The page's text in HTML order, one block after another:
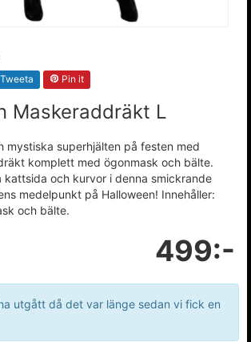
Tweeta Pin it
Maskeraddräkt L
mystiska superhjälten på festen med
komplett med ögonmask och bälte.
kattsida och kurvor i denna smickrande
medelpunkt på Halloween! Innehåller:
och bälte.
499:-
utgått då det var länge sedan vi fick en